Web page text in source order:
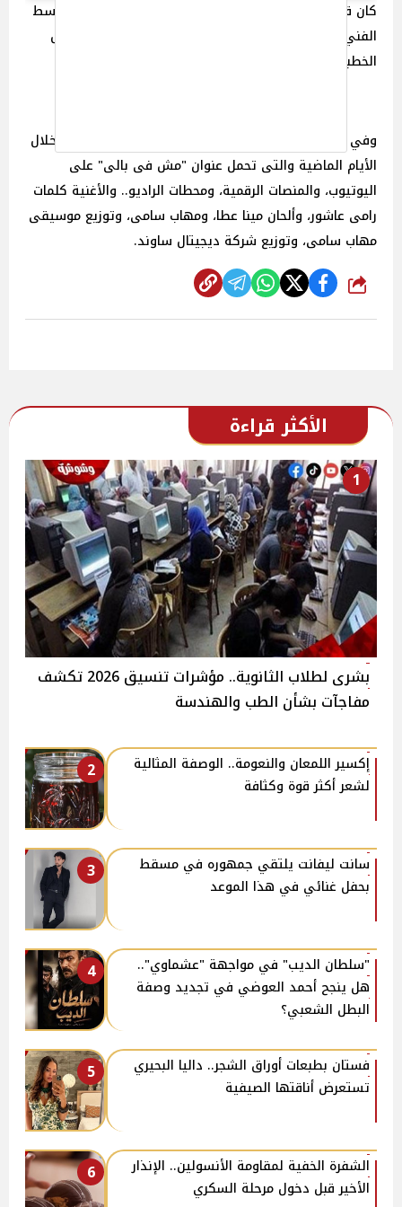
كان قد احتفل رامي عاشور بخطبته على فتاة من خارج الوسط
الفني تدعى ملك الشواربي في أبريل العام الماضي لتكلل
الخطبة بالزواج أمس.
وفي سياق آخر كان قد طرح رامى عاشور أغنيته الجديدة خلال
الأيام الماضية والتى تحمل عنوان "مش فى بالى" على
اليوتيوب، والمنصات الرقمية، ومحطات الراديو.. والأغنية كلمات
رامى عاشور، وألحان مينا عطا، ومهاب سامى، وتوزيع موسيقى
مهاب سامى، وتوزيع شركة ديجيتال ساوند.
شارك
الأكثر قراءة
1
بشرى لطلاب الثانوية.. مؤشرات تنسيق 2026 تكشف
مفاجآت بشأن الطب والهندسة
2
إكسير اللمعان والنعومة.. الوصفة المثالية
لشعر أكثر قوة وكثافة
3
سانت ليفانت يلتقي جمهوره في مسقط
بحفل غنائي في هذا الموعد
4
"سلطان الديب" في مواجهة "عشماوي"..
هل ينجح أحمد العوضي في تجديد وصفة
البطل الشعبي؟
5
فستان بطبعات أوراق الشجر.. داليا البحيري
تستعرض أناقتها الصيفية
6
الشفرة الخفية لمقاومة الأنسولين.. الإنذار
الأخير قبل دخول مرحلة السكري